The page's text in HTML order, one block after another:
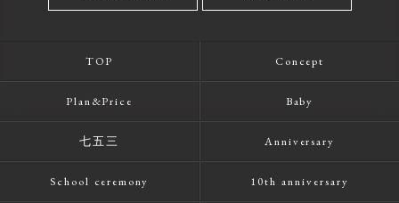
TOP Concept
Plan&Price Baby
七五三 Anniversary
School ceremony 10th anniversary